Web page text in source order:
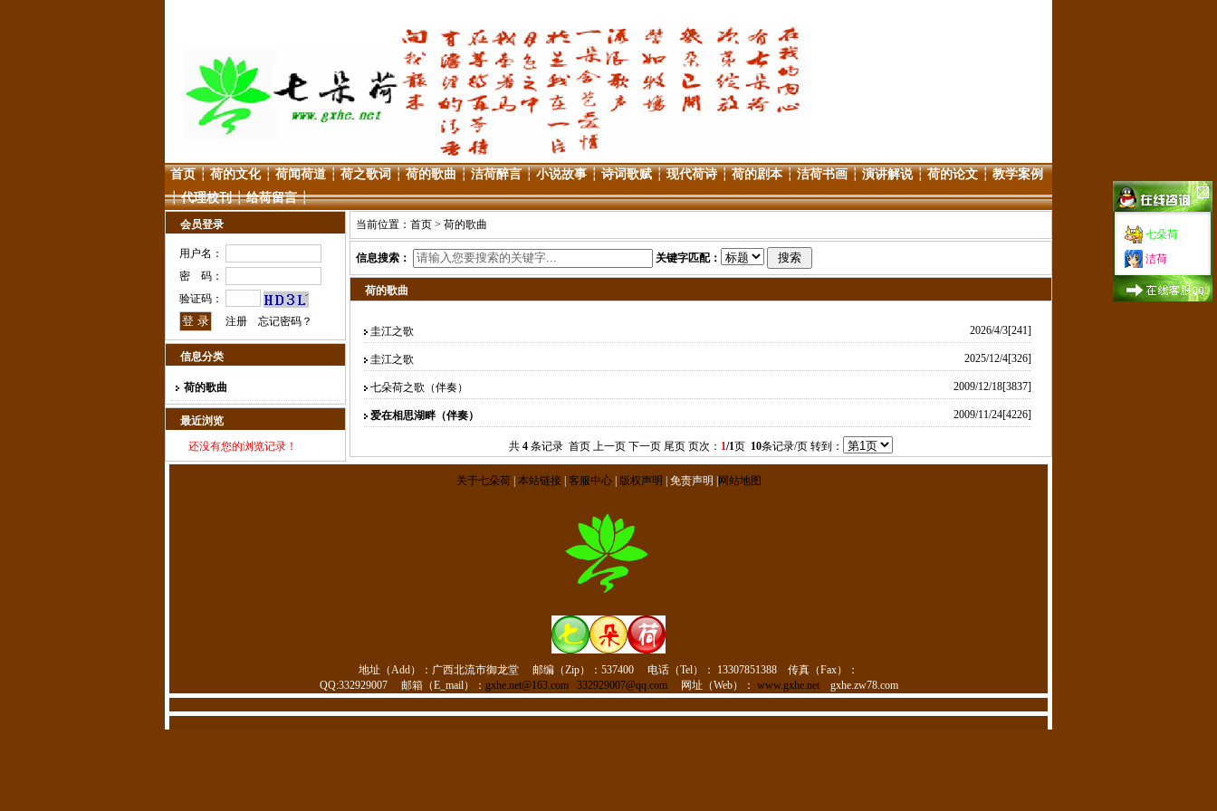
首页 ┆ 荷的文化 ┆ 荷闻荷道 ┆ 荷之歌词 ┆ 荷的歌曲 ┆ 洁荷醉言 ┆ 小说故事 ┆ 诗词歌赋 ┆ 现代荷诗 ┆ 荷的剧本 ┆ 洁荷书画 ┆ 演讲解说 ┆ 荷的论文 ┆ 教学案例
┆ 代理校刊 ┆ 给荷留言 ┆
会员登录
用户名：
密 码：
验证码：
注册
忘记密码？
信息分类
荷的歌曲
最近浏览
还没有您的浏览记录！
当前位置： 首页 > 荷的歌曲
信息搜索： 关键字匹配：
荷的歌曲
圭江之歌 2026/4/3[241]
圭江之歌 2025/12/4[326]
七朵荷之歌（伴奏） 2009/12/18[3837]
爱在相思湖畔（伴奏） 2009/11/24[4226]
共 4 条记录 首页 上一页 下一页 尾页 页次： 1/1页 10条记录/页 转到：
关于七朵荷 本站链接| 客服中心| 版权声明 | 免责声明 | 网站地图
地址（Add）： 广西北流市御龙堂 邮编（Zip）：537400 电话（Tel）： 13307851388 传真（Fax）：
QQ:332929007 邮箱（E_mail）： gxhe.net@163.com 332929007@qq.com 网址（Web）： www.gxhe.netgxhe.zw78.com
七朵荷
洁荷